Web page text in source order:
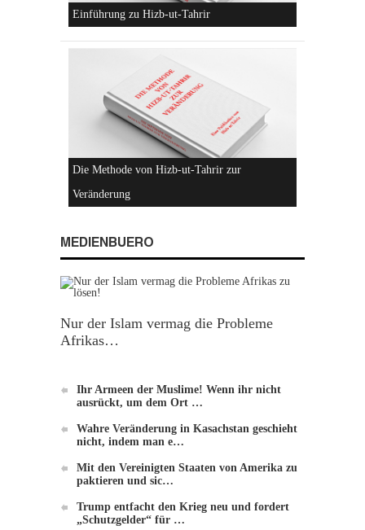
Hizb-ut-Tahrir
Einführung zu Hizb-ut-Tahrir
Veränderung
Konzeptionen von Hizb-ut-Tahrir
MEDIENBUERO
Nur der Islam vermag die Probleme
Afrikas…
Ihr Armeen der Muslime! Wenn ihr nicht
ausrückt, um dem Ort …
Wahre Veränderung in Kasachstan geschieht
nicht, indem man e…
Mit den Vereinigten Staaten von Amerika zu
paktieren und sic…
Trump entfacht den Krieg neu und fordert
„Schutzgelder“ für …